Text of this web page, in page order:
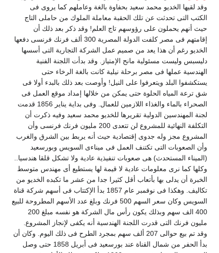
لقيها الخديو محمد سعيد بحفاوة بالغة وعاملهم كما يروى فى
التى تحدثت عن تلك الحقبة معاملة الملوك من حاملى التاج
أنهم يحملون على رؤوسهم تاج العلم! وقد ذكر بعد ذلك أن
إقامتهم فى مصر كلفت الدولة المصرية 300 ألف فرنك فرنسى دفعها
رغم أن هذا يعد من صميم عمل الشركة التجارية التى أسسها
وليست مسئولية مانح الإمتياز. وقد بدأت اللجنة الفنية
عملها فى مصر برحلة نيلية كانت بالغة الرخاء حتى
البلد ويتعرفوا على النيل! وأوصت بعد ذلك بالبدء أولا فى
ترعة المياه الحلوة حتى يمكن من خلالها إمداد موقع العمل فى
الصحراء بالماء والغذاء اللازمين للعمال. وفى بداية يناير 1856 قدمت
المهندسين الدولية تقريرها للخديو محمد سعيد وفيه ذكرت أن
التكلفة النهائية للمشروع لن تتعدى 200 مليون فرنك فرنسى وأن
مجز وله جدوى إقتصادية حيث أنه يربط بين الشرق والغرب
الصعوبات التى تكتنف العمل فى ميناءى السويس وبورسعيد
المستحدث) هى صعوبات تنفيذية عادية ولا تشكل قلقا هندسيا..
كما نرى معلومات عادية لا قيمة لها يستطيع أى مهندس متوسط
أن يدلى بها بأتعاب أقل كثيرا جدا من عشر ما تكبده الخديو من
تكاليف. وهكذا فى نوفمبر عام 1857 بدأ الإكتتاب فى أسهم شركة قناة
السويس وكان سعر السهم 500 فرنك وبلغ عدد الأسهم المطروحة للبيع
400 الف سهم وبذلك يكون رأس مال الشركة هو نفسه مبلغ 200
فرنك التى قدرت اللجنة الهندسية أنه يكفى لإنجاز المشروع.
وقد تم بيع حوالى 207 ألف سهم بمجرد الطرح فى ذلك اليوم. وكان أن
بدأ الحفر من شمال القناة عند بورسعيد فى أبريل 1858 حتى وصل